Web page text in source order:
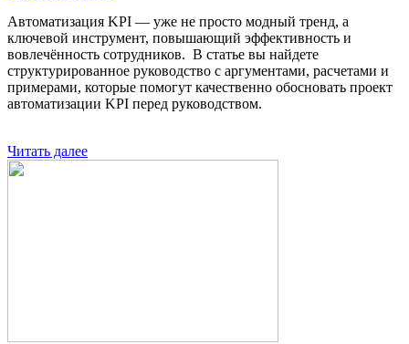
Автоматизация KPI — уже не просто модный тренд, а
ключевой инструмент, повышающий эффективность и
вовлечённость сотрудников. В статье вы найдете
структурированное руководство с аргументами, расчетами и
примерами, которые помогут качественно обосновать проект
автоматизации KPI перед руководством.
Читать далее